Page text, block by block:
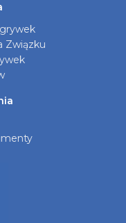
Związku